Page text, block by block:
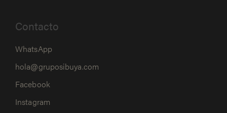
Contacto
WhatsApp
hola@gruposibuya.com
Facebook
Instagram